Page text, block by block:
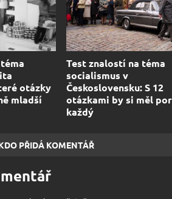
otázky
mladší
Test znalostí na téma
socialismus v
Československu: S 12
otázkami by si měl
každý
PŘIDÁ KOMENTÁŘ